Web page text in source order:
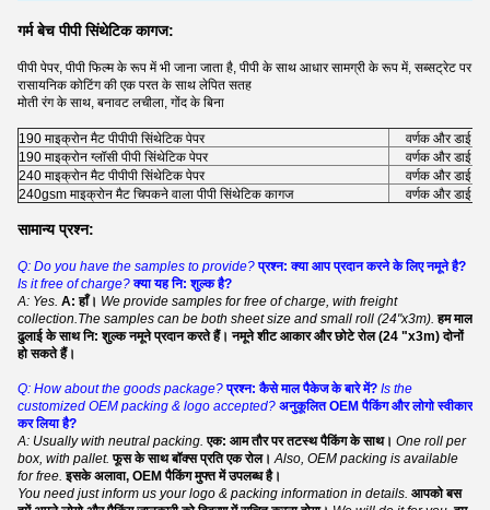
गर्म बेच पीपी सिंथेटिक कागज:
पीपी पेपर, पीपी फिल्म के रूप में भी जाना जाता है, पीपी के साथ आधार सामग्री के रूप में, सब्सट्रेट पर
रासायनिक कोटिंग की एक परत के साथ लेपित सतह
मोती रंग के साथ, बनावट लचीला, गोंद के बिना
190 माइक्रोन मैट पीपीपी सिंथेटिक पेपर
वर्णक और डाई
190 माइक्रोन ग्लॉसी पीपी सिंथेटिक पेपर
वर्णक और डाई
240 माइक्रोन मैट पीपीपी सिंथेटिक पेपर
वर्णक और डाई
240gsm माइक्रोन मैट चिपकने वाला पीपी सिंथेटिक कागज
वर्णक और डाई
सामान्य प्रश्न:
Q: Do you have the samples to provide? प्रश्न: क्या आप प्रदान करने के लिए नमूने है?
Is it free of charge? क्या यह नि: शुल्क है?
A: Yes. A: हाँ। We provide samples for free of charge, with freight
collection.The samples can be both sheet size and small roll (24"x3m). हम माल
ढुलाई के साथ नि: शुल्क नमूने प्रदान करते हैं। नमूने शीट आकार और छोटे रोल (24 "x3m) दोनों
हो सकते हैं।
Q: How about the goods package? प्रश्न: कैसे माल पैकेज के बारे में? Is the
customized OEM packing & logo accepted? अनुकूलित OEM पैकिंग और लोगो स्वीकार
कर लिया है?
A: Usually with neutral packing. एक: आम तौर पर तटस्थ पैकिंग के साथ। One roll per
box, with pallet. फूस के साथ बॉक्स प्रति एक रोल। Also, OEM packing is available
for free. इसके अलावा, OEM पैकिंग मुफ्त में उपलब्ध है।
You need just inform us your logo & packing information in details. आपको बस